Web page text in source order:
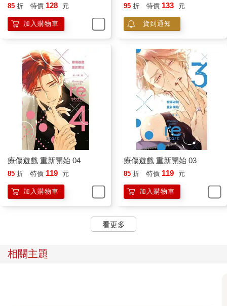
85 折 特價 128 元
加入購物車
95 折 特價 133 元
貨到通知
療傷遊戲 重新開始 04
85 折 特價 119 元
加入購物車
療傷遊戲 重新開始 03
85 折 特價 119 元
加入購物車
看更多
相關主題